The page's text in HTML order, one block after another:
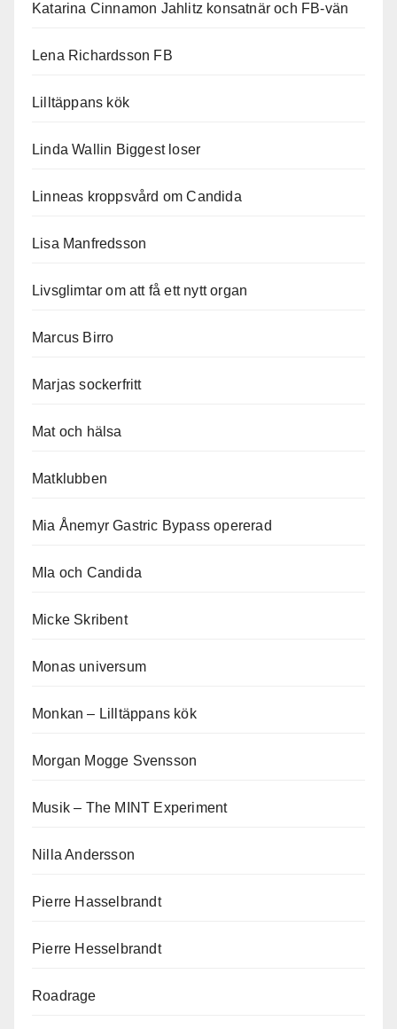
Katarina Cinnamon Jahlitz konsatnär och FB-vän
Lena Richardsson FB
Lilltäppans kök
Linda Wallin Biggest loser
Linneas kroppsvård om Candida
Lisa Manfredsson
Livsglimtar om att få ett nytt organ
Marcus Birro
Marjas sockerfritt
Mat och hälsa
Matklubben
Mia Ånemyr Gastric Bypass opererad
MIa och Candida
Micke Skribent
Monas universum
Monkan – Lilltäppans kök
Morgan Mogge Svensson
Musik – The MINT Experiment
Nilla Andersson
Pierre Hasselbrandt
Pierre Hesselbrandt
Roadrage